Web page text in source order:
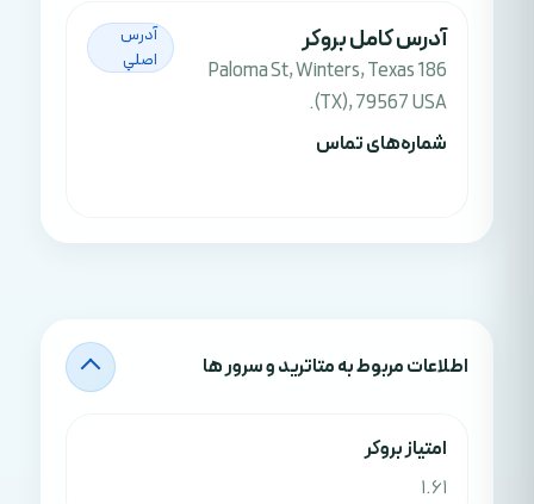
آدرس کامل بروکر
186 Paloma St, Winters, Texas
(TX), 79567 USA.
آدرس
اصلي
شماره‌های تماس
اطلاعات مربوط به متاترید و سرور ها
امتياز بروکر
1.61